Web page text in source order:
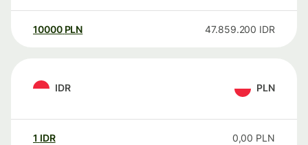
10000 PLN 47.859.200 IDR
IDR PLN
1 IDR 0,00 PLN